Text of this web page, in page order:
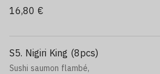
16,80 €
S5. Nigiri King (8pcs)
Sushi saumon flambé,